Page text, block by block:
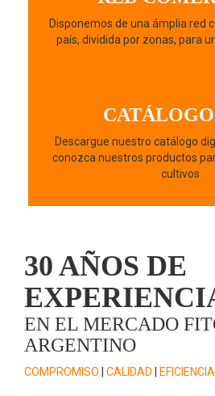
Disponemos de una ámplia red
país, dividida por zonas, para
CATÁLOGO
Descargue nuestro catálogo
conozca nuestros productos
cultivos
30 AÑOS DE
EN EL MERCADO
ARGENTINO
COMPROMISO CALIDAD EFICIENCIA